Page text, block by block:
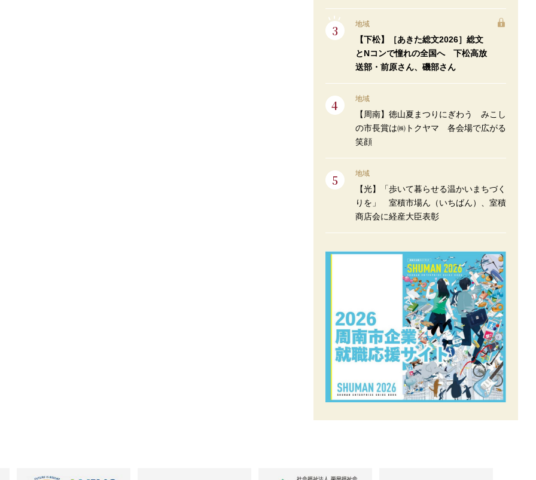
地域
【下松】［あきた総文2026］総文
とNコンで憧れの全国へ 下松高放
送部・前原さん、磯部さん
地域
【周南】徳山夏まつりにぎわう みこし
の市長賞は㈱トクヤマ 各会場で広がる
笑顔
地域
【光】「歩いて暮らせる温かいまちづく
りを」 室積市場ん（いちばん）、室積
商店会に経産大臣表彰